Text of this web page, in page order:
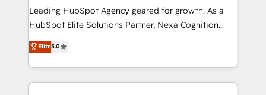
to grow. And we're passionate about APAC
businesses leading the world in technology, agility
record migrating businesses from CRM & Marketing
Platforms such as Salesforce, Dynamics, Pipedrive,
Leading HubSpot Agency geared for growth. As a
HubSpot Elite Solutions Partner, Nexa Cognition
ranks in the top 1% of global HubSpot Partners and
has been one of the longest-standing partners since
2012. We empower businesses to harness the full
potential of HubSpot by combining strategic
Elite5.0